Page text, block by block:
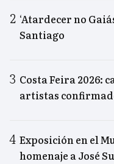
‘Atardecer no
Santiago
Costa Feira 2026:
artistas
Exposición en el
homenaje a José